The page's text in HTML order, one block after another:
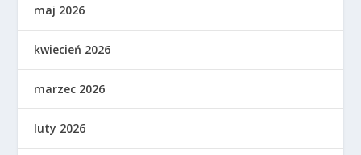
maj 2026
kwiecień 2026
marzec 2026
luty 2026